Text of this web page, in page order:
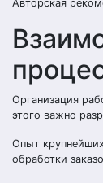
Авторская
Организация
этого важно
Опыт
обработки